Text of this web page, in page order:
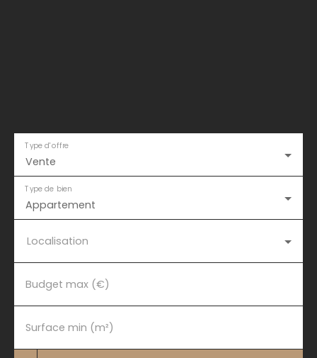
Vente
Type d'offre
Appartement
Type de bien
Localisation
Budget max (€)
Surface min (m²)